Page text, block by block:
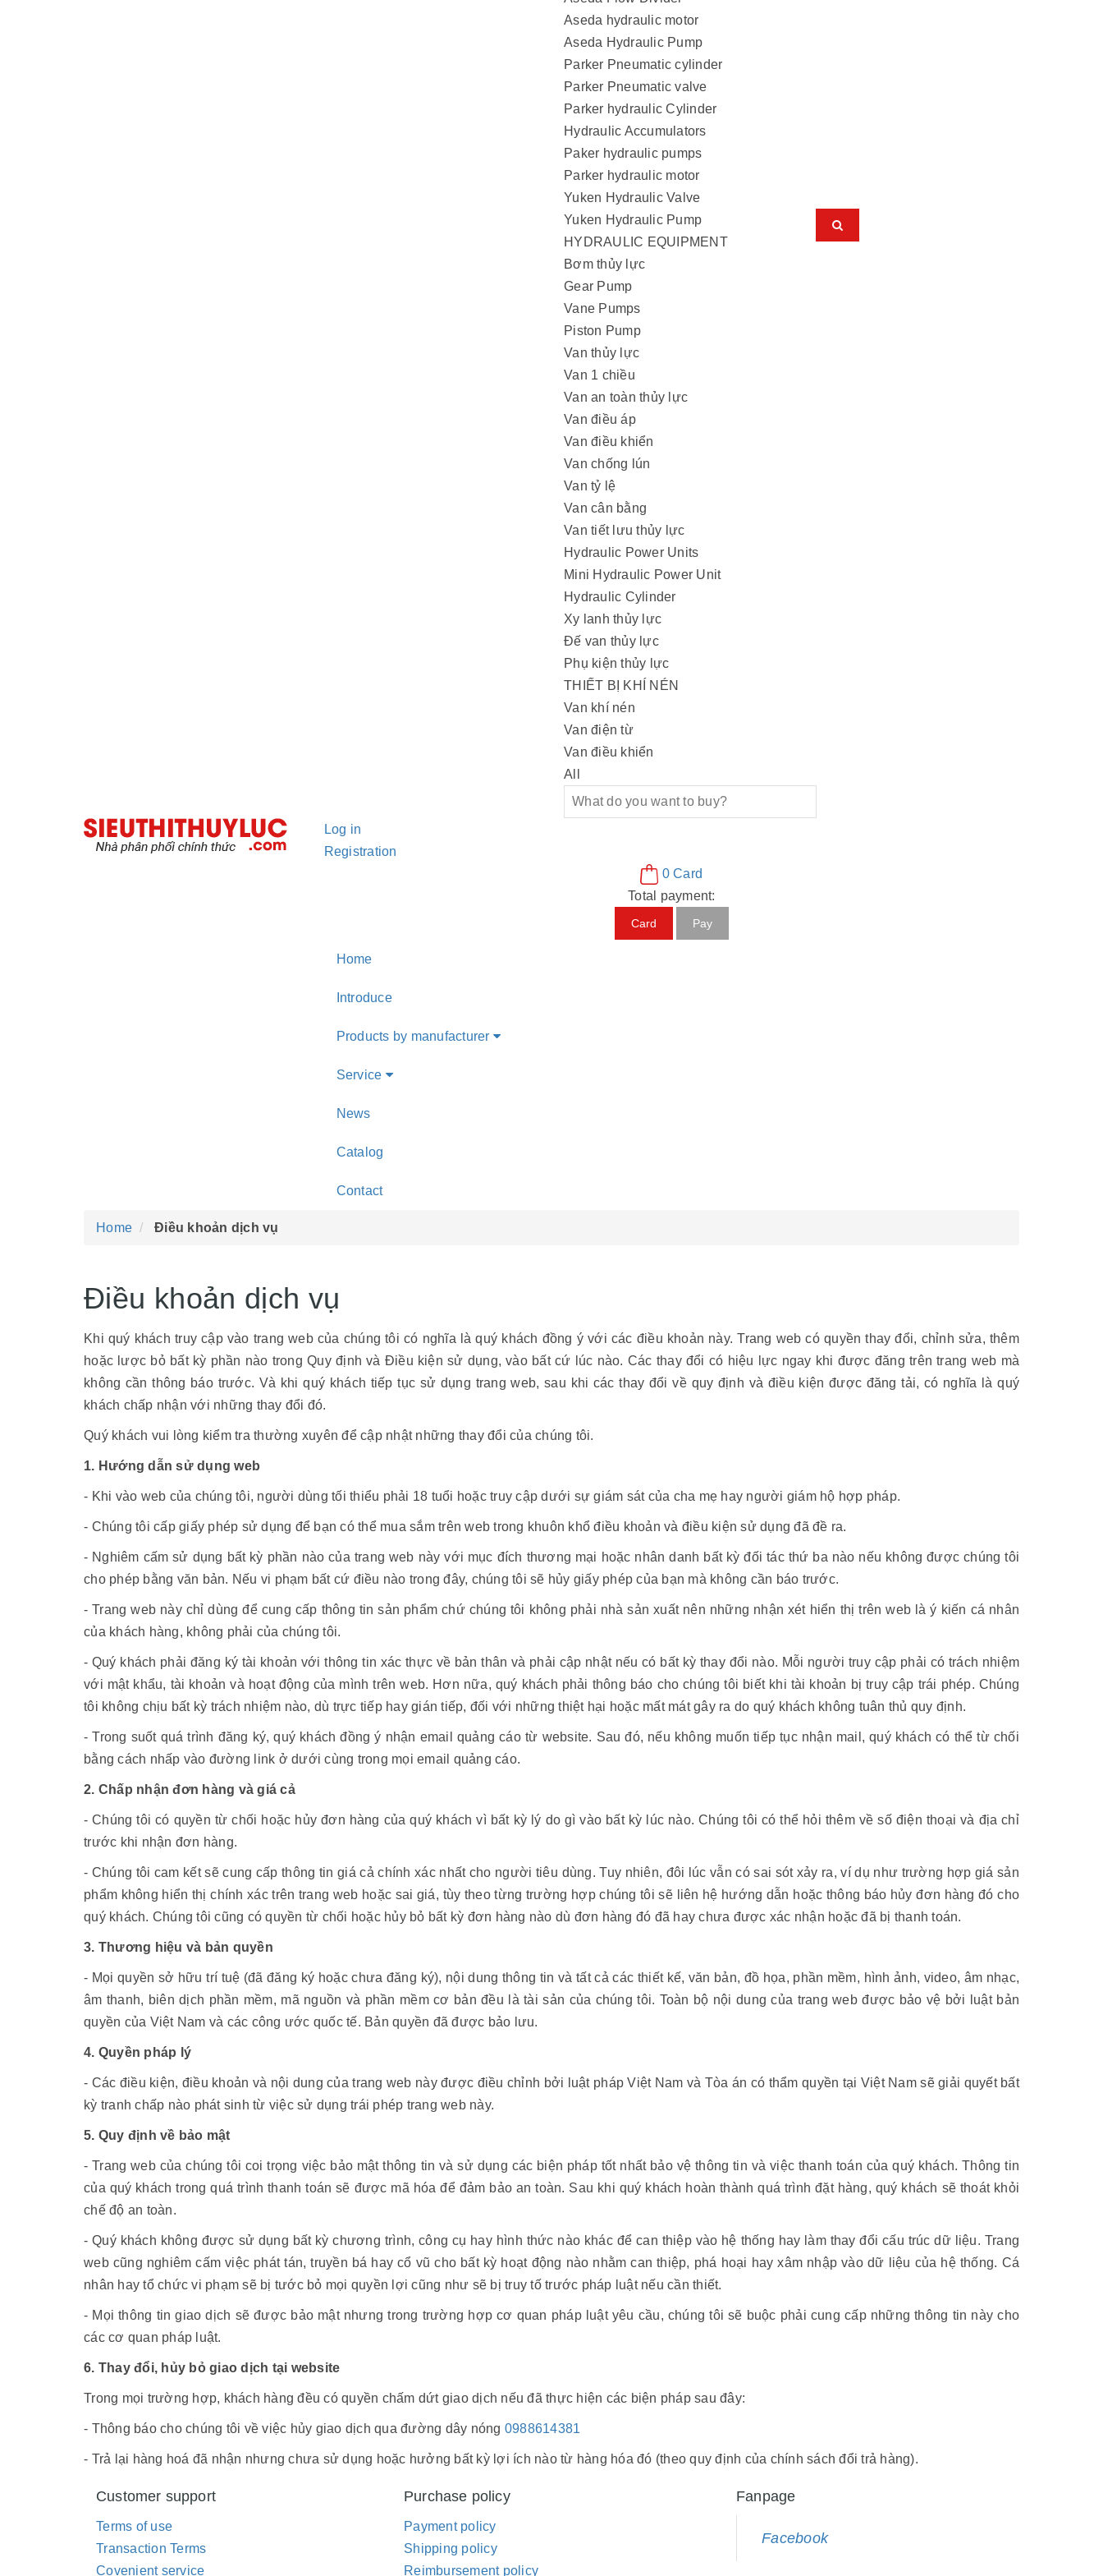
Aseda hydraulic motor
Aseda Hydraulic Pump
Parker Pneumatic cylinder
Parker Pneumatic valve
Parker hydraulic Cylinder
Hydraulic Accumulators
Paker hydraulic pumps
Parker hydraulic motor
Yuken Hydraulic Valve
Yuken Hydraulic Pump
HYDRAULIC EQUIPMENT
Bơm thủy lực
Gear Pump
Vane Pumps
Piston Pump
Van thủy lực
Van 1 chiều
Van an toàn thủy lực
Van điều áp
Van điều khiển
Van chống lún
Van tỷ lệ
Van cân bằng
Van tiết lưu thủy lực
Hydraulic Power Units
Mini Hydraulic Power Unit
Hydraulic Cylinder
Xy lanh thủy lực
Đế van thủy lực
Phụ kiện thủy lực
THIẾT BỊ KHÍ NÉN
Van khí nén
Van điện từ
Van điều khiển
All
Log in
Registration
0 Card
Total payment:
Card Pay
Home
Introduce
Products by manufacturer
Service
News
Catalog
Contact
Home Điều khoản dịch vụ
Điều khoản dịch vụ
Khi quý khách truy cập vào trang web của chúng tôi có nghĩa là quý khách đồng ý với các điều khoản này. Trang web có quyền thay đổi, chỉnh sửa, thêm
hoặc lược bỏ bất kỳ phần nào trong Quy định và Điều kiện sử dụng, vào bất cứ lúc nào. Các thay đổi có hiệu lực ngay khi được đăng trên trang web mà
không cần thông báo trước. Và khi quý khách tiếp tục sử dụng trang web, sau khi các thay đổi về quy định và điều kiện được đăng tải, có nghĩa là quý
khách chấp nhận với những thay đổi đó.
Quý khách vui lòng kiểm tra thường xuyên để cập nhật những thay đổi của chúng tôi.
1. Hướng dẫn sử dụng web
- Khi vào web của chúng tôi, người dùng tối thiểu phải 18 tuổi hoặc truy cập dưới sự giám sát của cha mẹ hay người giám hộ hợp pháp.
- Chúng tôi cấp giấy phép sử dụng để bạn có thể mua sắm trên web trong khuôn khổ điều khoản và điều kiện sử dụng đã đề ra.
- Nghiêm cấm sử dụng bất kỳ phần nào của trang web này với mục đích thương mại hoặc nhân danh bất kỳ đối tác thứ ba nào nếu không được chúng tôi
cho phép bằng văn bản. Nếu vi phạm bất cứ điều nào trong đây, chúng tôi sẽ hủy giấy phép của bạn mà không cần báo trước.
- Trang web này chỉ dùng để cung cấp thông tin sản phẩm chứ chúng tôi không phải nhà sản xuất nên những nhận xét hiển thị trên web là ý kiến cá nhân
của khách hàng, không phải của chúng tôi.
- Quý khách phải đăng ký tài khoản với thông tin xác thực về bản thân và phải cập nhật nếu có bất kỳ thay đổi nào. Mỗi người truy cập phải có trách nhiệm
với mật khẩu, tài khoản và hoạt động của mình trên web. Hơn nữa, quý khách phải thông báo cho chúng tôi biết khi tài khoản bị truy cập trái phép. Chúng
tôi không chịu bất kỳ trách nhiệm nào, dù trực tiếp hay gián tiếp, đối với những thiệt hại hoặc mất mát gây ra do quý khách không tuân thủ quy định.
- Trong suốt quá trình đăng ký, quý khách đồng ý nhận email quảng cáo từ website. Sau đó, nếu không muốn tiếp tục nhận mail, quý khách có thể từ chối
bằng cách nhấp vào đường link ở dưới cùng trong mọi email quảng cáo.
2. Chấp nhận đơn hàng và giá cả
- Chúng tôi có quyền từ chối hoặc hủy đơn hàng của quý khách vì bất kỳ lý do gì vào bất kỳ lúc nào. Chúng tôi có thể hỏi thêm về số điện thoại và địa chỉ
trước khi nhận đơn hàng.
- Chúng tôi cam kết sẽ cung cấp thông tin giá cả chính xác nhất cho người tiêu dùng. Tuy nhiên, đôi lúc vẫn có sai sót xảy ra, ví dụ như trường hợp giá sản
phẩm không hiển thị chính xác trên trang web hoặc sai giá, tùy theo từng trường hợp chúng tôi sẽ liên hệ hướng dẫn hoặc thông báo hủy đơn hàng đó cho
quý khách. Chúng tôi cũng có quyền từ chối hoặc hủy bỏ bất kỳ đơn hàng nào dù đơn hàng đó đã hay chưa được xác nhận hoặc đã bị thanh toán.
3. Thương hiệu và bản quyền
- Mọi quyền sở hữu trí tuệ (đã đăng ký hoặc chưa đăng ký), nội dung thông tin và tất cả các thiết kế, văn bản, đồ họa, phần mềm, hình ảnh, video, âm nhạc,
âm thanh, biên dịch phần mềm, mã nguồn và phần mềm cơ bản đều là tài sản của chúng tôi. Toàn bộ nội dung của trang web được bảo vệ bởi luật bản
quyền của Việt Nam và các công ước quốc tế. Bản quyền đã được bảo lưu.
4. Quyền pháp lý
- Các điều kiện, điều khoản và nội dung của trang web này được điều chỉnh bởi luật pháp Việt Nam và Tòa án có thẩm quyền tại Việt Nam sẽ giải quyết bất
kỳ tranh chấp nào phát sinh từ việc sử dụng trái phép trang web này.
5. Quy định về bảo mật
- Trang web của chúng tôi coi trọng việc bảo mật thông tin và sử dụng các biện pháp tốt nhất bảo vệ thông tin và việc thanh toán của quý khách. Thông tin
của quý khách trong quá trình thanh toán sẽ được mã hóa để đảm bảo an toàn. Sau khi quý khách hoàn thành quá trình đặt hàng, quý khách sẽ thoát khỏi
chế độ an toàn.
- Quý khách không được sử dụng bất kỳ chương trình, công cụ hay hình thức nào khác để can thiệp vào hệ thống hay làm thay đổi cấu trúc dữ liệu. Trang
web cũng nghiêm cấm việc phát tán, truyền bá hay cổ vũ cho bất kỳ hoạt động nào nhằm can thiệp, phá hoại hay xâm nhập vào dữ liệu của hệ thống. Cá
nhân hay tổ chức vi phạm sẽ bị tước bỏ mọi quyền lợi cũng như sẽ bị truy tố trước pháp luật nếu cần thiết.
- Mọi thông tin giao dịch sẽ được bảo mật nhưng trong trường hợp cơ quan pháp luật yêu cầu, chúng tôi sẽ buộc phải cung cấp những thông tin này cho
các cơ quan pháp luật.
6. Thay đổi, hủy bỏ giao dịch tại website
Trong mọi trường hợp, khách hàng đều có quyền chấm dứt giao dịch nếu đã thực hiện các biện pháp sau đây:
- Thông báo cho chúng tôi về việc hủy giao dịch qua đường dây nóng 0988614381
- Trả lại hàng hoá đã nhận nhưng chưa sử dụng hoặc hưởng bất kỳ lợi ích nào từ hàng hóa đó (theo quy định của chính sách đổi trả hàng).
Customer support
Terms of use
Transaction Terms
Covenient service
Purchase policy
Payment policy
Shipping policy
Reimbursement policy
Fanpage
Facebook